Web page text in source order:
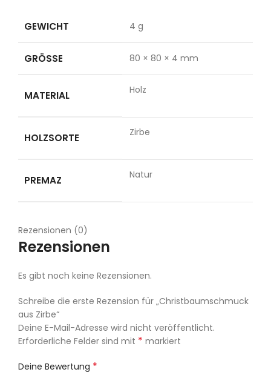
GEWICHT 4 g
GRÖSSE 80 × 80 × 4 mm
MATERIAL Holz
HOLZSORTE Zirbe
PREMAZ Natur
Rezensionen (0)
Rezensionen
Es gibt noch keine Rezensionen.
Schreibe die erste Rezension für „Christbaumschmuck
aus Zirbe“
Deine E-Mail-Adresse wird nicht veröffentlicht.
Erforderliche Felder sind mit * markiert
Deine Bewertung *